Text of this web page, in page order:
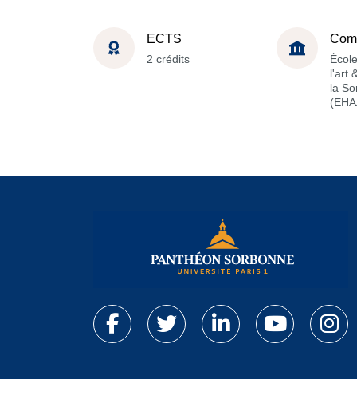
ECTS
2 crédits
l'art
la